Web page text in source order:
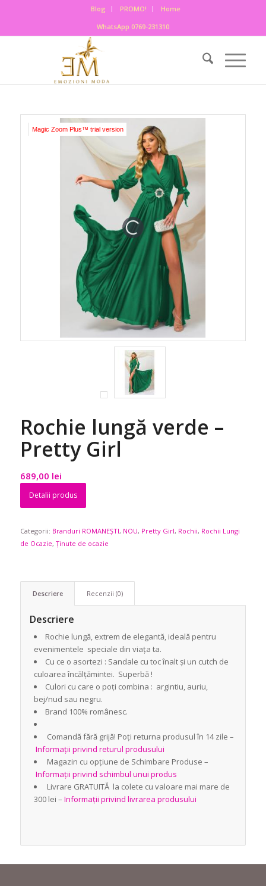
Blog PROMO!
Home
WhatsApp 0769-231310
Magic Zoom Plus™ trial version
Rochie lungă verde –
Pretty Girl
689,00 lei
Detalii produs
Categorii: Branduri ROMANEȘTI, NOU, Pretty Girl, Rochii, Rochii Lungi
de Ocazie, Ținute de ocazie
Descriere Recenzii (0)
Descriere
Rochie lungă, extrem de elegantă, ideală pentru
evenimentele speciale din viața ta.
Cu ce o asortezi : Sandale cu toc înalt și un cutch de
culoarea încălțămintei. Superbă !
Culori cu care o poți combina : argintiu, auriu,
bej/nud sau negru.
Brand 100% românesc.
Comandă fără grijă! Poți returna produsul în 14 zile –
Informații privind returul produsului
Magazin cu opțiune de Schimbare Produse –
Informații privind schimbul unui produs
Livrare GRATUITĂ la colete cu valoare mai mare de
300 lei – Informații privind livrarea produsului